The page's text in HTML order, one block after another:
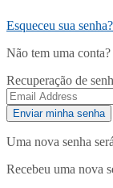
Esqueceu sua senha?
Não tem uma conta?
Recuperação de
Uma nova senha
Recebeu uma nova